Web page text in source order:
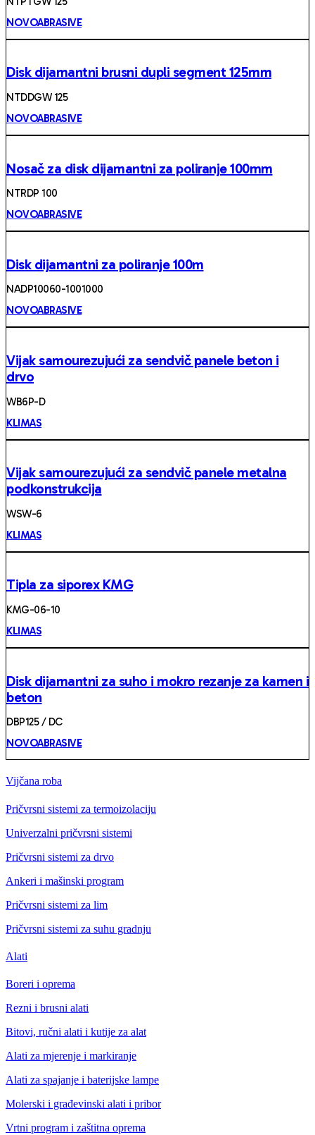
NOVOABRASIVE
Disk dijamantni brusni dupli segment 125mm
NTDDGW 125
NOVOABRASIVE
Nosač za disk dijamantni za poliranje 100mm
NTRDP 100
NOVOABRASIVE
Disk dijamantni za poliranje 100m
NADP10060-1001000
NOVOABRASIVE
Vijak samourezujući za sendvič panele beton i
drvo
WB6P-D
KLIMAS
Vijak samourezujući za sendvič panele metalna
podkonstrukcija
WSW-6
KLIMAS
Tipla za siporex KMG
KMG-06-10
KLIMAS
Disk dijamantni za suho i mokro rezanje za kamen i
beton
DBP125 / DC
NOVOABRASIVE
Vijčana roba
Pričvrsni sistemi za termoizolaciju
Univerzalni pričvrsni sistemi
Pričvrsni sistemi za drvo
Ankeri i mašinski program
Pričvrsni sistemi za lim
Pričvrsni sistemi za suhu gradnju
Alati
Boreri i oprema
Rezni i brusni alati
Bitovi, ručni alati i kutije za alat
Alati za mjerenje i markiranje
Alati za spajanje i baterijske lampe
Molerski i građevinski alati i pribor
Vrtni program i zaštitna oprema